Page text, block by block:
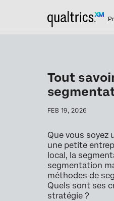
Tout
FEB 19, 2026
Que vous soyez
une petite
local, la
segmentation
méthodes de
Quels sont ses
stratégie ?